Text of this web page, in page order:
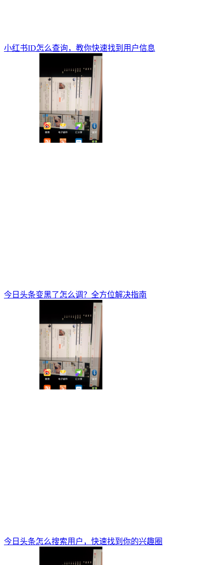
小红书ID怎么查询，教你快速找到用户信息
今日头条变黑了怎么调？全方位解决指南
今日头条怎么搜索用户，快速找到你的兴趣圈